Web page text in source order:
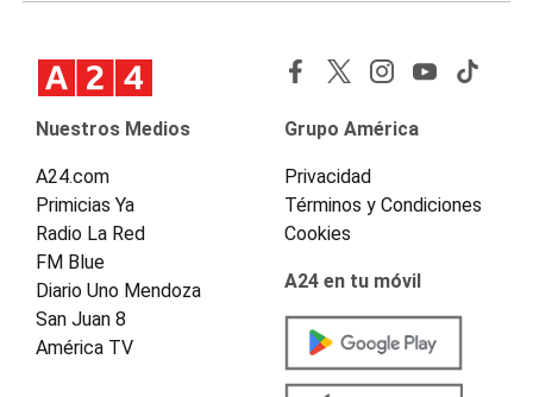
Nuestros Medios
A24.com
Primicias Ya
Radio La Red
FM Blue
Diario Uno Mendoza
San Juan 8
América TV
Grupo América
Privacidad
Términos y Condiciones
Cookies
A24 en tu móvil